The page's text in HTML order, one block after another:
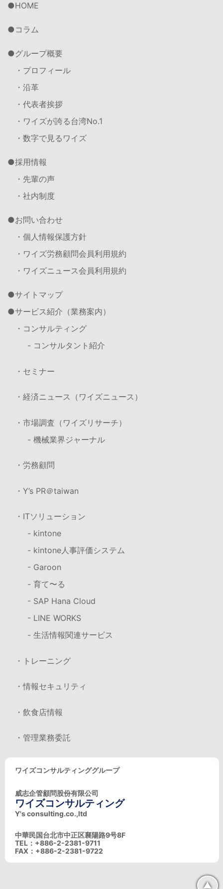
HOME
コラム
グループ概要
・プロフィール
・沿革
・代表者挨拶
・ワイズが誇る台湾No.1
・数字で見るワイズ
採用情報
・先輩の声
・社内制度
お問い合わせ
・個人情報保護方針
・ワイズ労務顧問会員利用規約
・ワイズニュース会員利用規約
サイトマップ
サービス紹介（業務案内）
・コンサルティング
- コンサルタント紹介
・セミナー
・経済ニュース（ワイズニュース）
・市場調査（ワイズリサーチ）
- 機械業界ジャーナル
・労務顧問
・Y’s PR＠taiwan
・ITソリューション
- kintone
- kintone人事評価システム
- Garoon
- 育て〜る
- SAP Hana Cloud
- LINE WORKS
- 生活情報関連サービス
・トレーニング
・情報セキュリティ
・飲食店情報
・管理業務委託
ワイズコンサルティンググループ
威志企管顧問股份有限公司
ワイズコンサルティング
Y's consulting.co.,ltd
中華民国台北市中正区襄陽路9号8F
TEL：+886-2-2381-9711
FAX：+886-2-2381-9722
▲